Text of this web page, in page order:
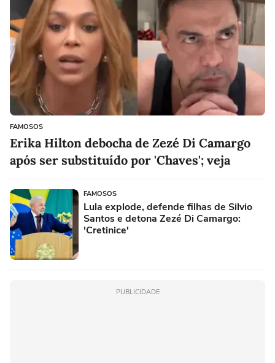
FAMOSOS
Erika Hilton debocha de Zezé Di Camargo
após ser substituído por 'Chaves'; veja
FAMOSOS
Lula explode, defende filhas de Silvio
Santos e detona Zezé Di Camargo:
'Cretinice'
PUBLICIDADE